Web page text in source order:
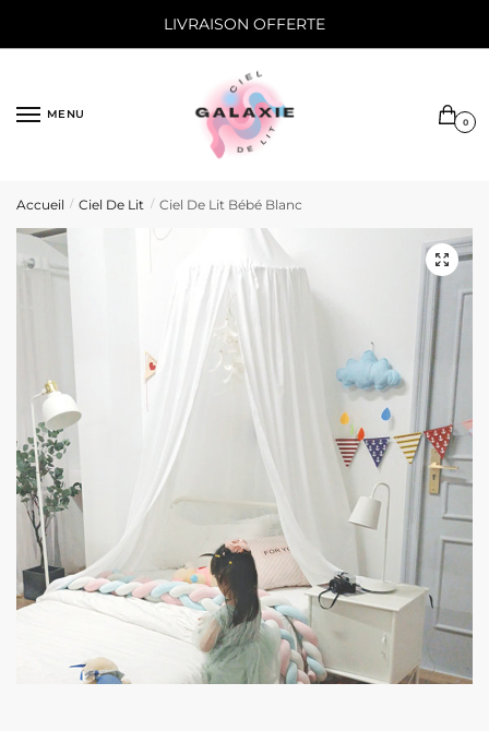
LIVRAISON OFFERTE
MENU
0
Accueil / Ciel De Lit / Ciel De Lit Bébé Blanc